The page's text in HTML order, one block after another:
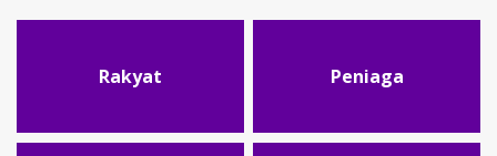
Rakyat Peniaga